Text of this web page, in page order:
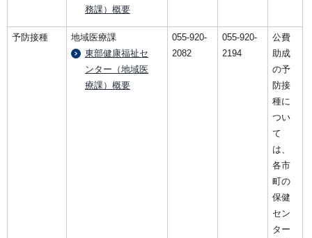
務課）概要
予防接種
地域医療課
東部健康福祉セ
ンター（地域医
療課）概要
055-920-
2082
055-920-
2194
公費
助成
の予
防接
種に
つい
て
は、
各市
町の
保健
セン
ター